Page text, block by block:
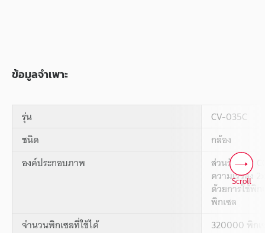
ข้อมูลจำเพาะ
รุ่น
CV-035C
ชนิด
กล้อง
องค์ประกอบภาพ
ส่วนรับภาพ
ความเร็วสูง 2x
ด้วยการใช้พิ
พิกเซล
จำนวนพิกเซลที่ใช้ได้
320000 พิก
Scroll